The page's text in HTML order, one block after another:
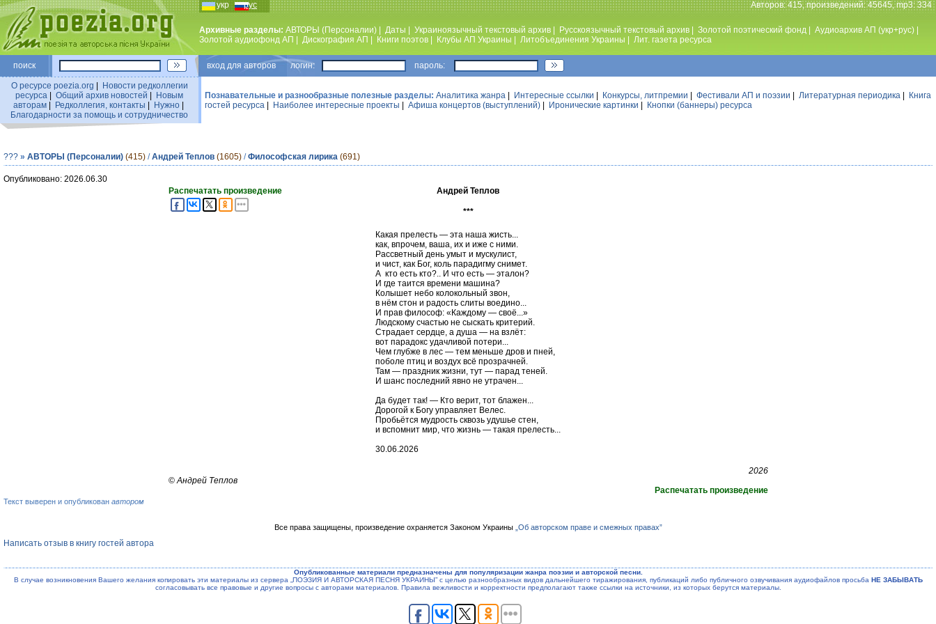
укр рус Авторов: 415, произведений: 45645, mp3: 334
Архивные разделы: АВТОРЫ (Персоналии) Даты Украиноязычный текстовый архив Русскоязычный текстовый архив Золотой поэтический фонд Аудиоархив АП (укр+рус)
Золотой аудиофонд АП
Дискография АП Книги поэтов Клубы АП Украины Литобъединения Украины Лит. газета ресурса
поиск вход для авторов логин: пароль:
О ресурсе poezia.org
Новости редколлегии
ресурса
Общий архив новостей
Новым
авторам| Редколлегия, контакты Нужно|
Благодарности за помощь и сотрудничество
Познавательные и разнообразные полезные разделы: Аналитика жанра Интересные ссылки Конкурсы, литпремии Фестивали АП и поэзии Литературная периодика
Книга
гостей ресурса
Наиболее интересные проекты Афиша концертов (выступлений) Иронические картинки Кнопки (баннеры) ресурса
??? » АВТОРЫ (Персоналии) (415) /Андрей Теплов (1605) /Философская лирика (691)
Опубликовано: 2026.06.30
Распечатать произведение
Андрей Теплов
***
Какая прелесть — эта наша жисть...
как, впрочем, ваша, их и иже с ними.
Рассветный день умыт и мускулист,
и чист, как Бог, коль парадигму снимет.
А кто есть кто?.. И что есть — эталон?
И где таится времени машина?
Колышет небо колокольный звон,
в нём стон и радость слиты воедино...
И прав философ: «Каждому — своё...»
Людскому счастью не сыскать критерий.
Страдает сердце, а душа — на взлёт:
вот парадокс удачливой потери...
Чем глубже в лес — тем меньше дров и пней,
поболе птиц и воздух всё прозрачней.
Там — праздник жизни, тут — парад теней.
И шанс последний явно не утрачен...
Да будет так! — Кто верит, тот блажен...
Дорогой к Богу управляет Велес.
Пробьётся мудрость сквозь удушье стен,
и вспомнит мир, что жизнь — такая прелесть...
30.06.2026
2026
©Андрей Теплов
Распечатать произведение
Текст выверен и опубликован автором
Все права защищены, произведение охраняется Законом Украины „Об авторском праве и смежных правах”
Написать отзыв в книгу гостей автора
Опубликованные материали предназначены для популяризации жанра поэзии и авторской песни.
В случае возникновения Вашего желания копировать эти материалы из сервера „ПОЭЗИЯ И АВТОРСКАЯ ПЕСНЯ УКРАИНЫ” с целью разнообразных видов дальнейшего тиражирования, публикаций либо публичного озвучивания аудиофайлов просьба НЕ ЗАБЫВАТЬ
согласовывать все правовые и другие вопросы с авторами материалов. Правила вежливости и корректности предполагают также ссылки на источники, из которых берутся материалы.